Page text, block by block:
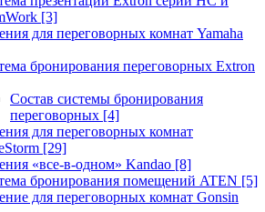
[3]
для переговорных комнат Yamaha
бронирования переговорных Extron
Состав системы бронирования
переговорных [4]
для переговорных комнат
[29]
«все-в-одном» Kandao [8]
бронирования помещений ATEN [5]
для переговорных комнат Gonsin